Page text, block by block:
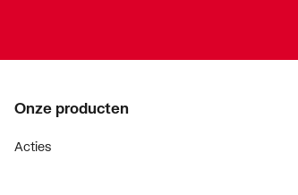
Onze producten
Acties